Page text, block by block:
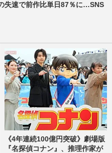
失速で前作比単日87％に…SNS
《4年連続100億円突破》劇場版
『名探偵コナン』、推理作家が